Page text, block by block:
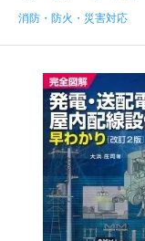
消防・防火・災害対応